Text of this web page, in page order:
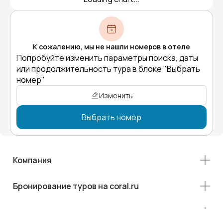
К сожалению, мы не нашли номеров в отеле
Попробуйте изменить параметры поиска, даты
или продолжительность тура в блоке "Выбрать
номер"
Изменить
Выбрать номер
Компания
Бронирование туров на coral.ru